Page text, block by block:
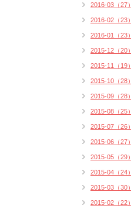
2016-03（27）
2016-02（23）
2016-01（23）
2015-12（20）
2015-11（19）
2015-10（28）
2015-09（28）
2015-08（25）
2015-07（26）
2015-06（27）
2015-05（29）
2015-04（24）
2015-03（30）
2015-02（22）